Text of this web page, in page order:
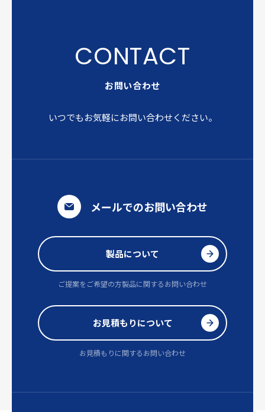
お問い合わせ
いつでもお気軽にお問い合わせください。
メールでのお問い合わせ
製品について
ご提案をご希望の方製品に関するお問い合わせ
お見積もりについて
お見積もりに関するお問い合わせ